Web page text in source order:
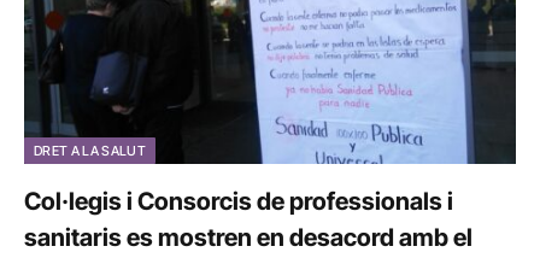
DRET A LA SALUT
Col·legis i Consorcis de professionals i
sanitaris es mostren en desacord amb el